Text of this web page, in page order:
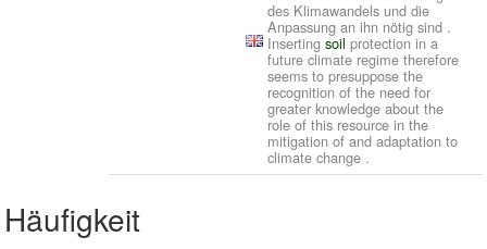
des Klimawandels und die
Anpassung an ihn nötig sind .
Inserting soil protection in a
future climate regime therefore
seems to presuppose the
recognition of the need for
greater knowledge about the
role of this resource in the
mitigation of and adaptation to
climate change .
Häufigkeit